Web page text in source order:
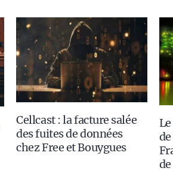
Cellcast : la facture salée
des fuites de données
chez Free et Bouygues